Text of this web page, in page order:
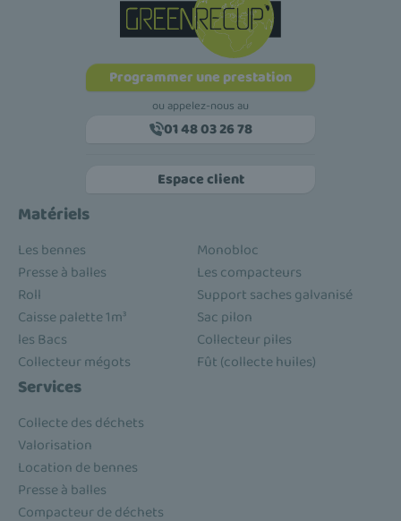
Programmer une prestation
ou appelez-nous au
01 48 03 26 78
Espace client
Matériels
Les bennes
Monobloc
Presse à balles
Les compacteurs
Roll
Support saches galvanisé
Caisse palette 1m³
Sac pilon
les Bacs
Collecteur piles
Collecteur mégots
Fût (collecte huiles)
Services
Collecte des déchets
Valorisation
Location de bennes
Presse à balles
Compacteur de déchets